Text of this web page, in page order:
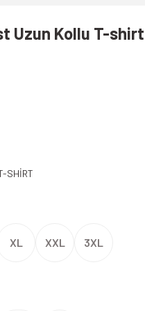
Uzun Kollu T-
SHİRT
XL XXL 3XL